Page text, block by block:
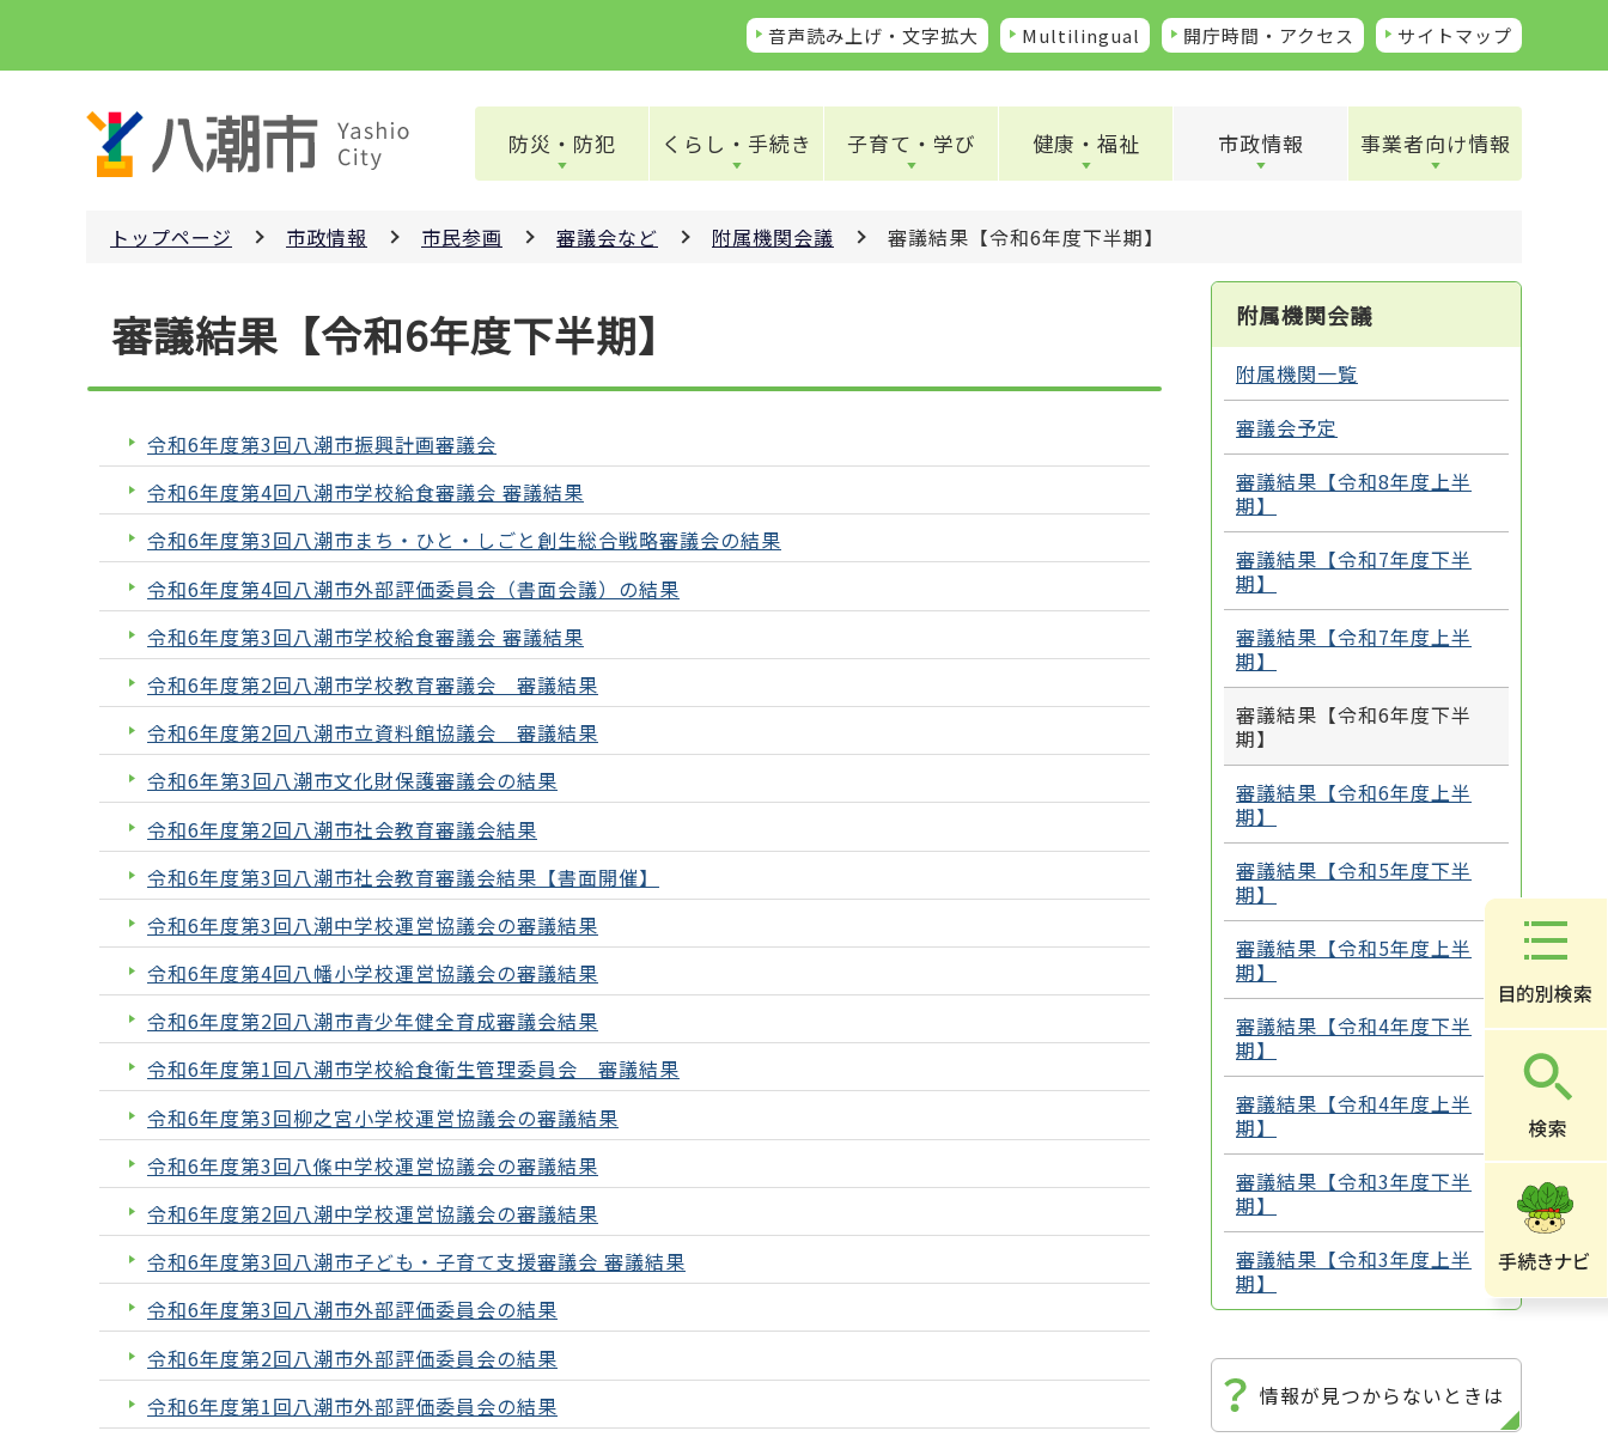
ペ
音声読み上げ・文字拡大 Multilingual 開庁時間・アクセス サイトマップ
防災・防犯 くらし・手続き 子育て・学び 健康・福祉 市政情報 事業者向け情報
トップページ 市政情報 市民参画 審議会など 附属機関会議 審議結果【令和6年度下半期】
審議結果【令和6年度下半期】
令和6年度第3回八潮市振興計画審議会
令和6年度第4回八潮市学校給食審議会 審議結果
令和6年度第3回八潮市まち・ひと・しごと創生総合戦略審議会の結果
令和6年度第4回八潮市外部評価委員会（書面会議）の結果
令和6年度第3回八潮市学校給食審議会 審議結果
令和6年度第2回八潮市学校教育審議会 審議結果
令和6年度第2回八潮市立資料館協議会 審議結果
令和6年第3回八潮市文化財保護審議会の結果
令和6年度第2回八潮市社会教育審議会結果
令和6年度第3回八潮市社会教育審議会結果【書面開催】
令和6年度第3回八潮中学校運営協議会の審議結果
令和6年度第4回八幡小学校運営協議会の審議結果
令和6年度第2回八潮市青少年健全育成審議会結果
令和6年度第1回八潮市学校給食衛生管理委員会 審議結果
令和6年度第3回柳之宮小学校運営協議会の審議結果
令和6年度第3回八條中学校運営協議会の審議結果
令和6年度第2回八潮中学校運営協議会の審議結果
令和6年度第3回八潮市子ども・子育て支援審議会 審議結果
令和6年度第3回八潮市外部評価委員会の結果
令和6年度第2回八潮市外部評価委員会の結果
令和6年度第1回八潮市外部評価委員会の結果
附属機関会議
附属機関一覧
審議会予定
審議結果【令和8年度上半
期】
審議結果【令和7年度下半
期】
審議結果【令和7年度上半
期】
審議結果【令和6年度下半
期】
審議結果【令和6年度上半
期】
審議結果【令和5年度下半
期】
審議結果【令和5年度上半
期】
審議結果【令和4年度下半
期】
審議結果【令和4年度上半
期】
審議結果【令和3年度下半
期】
審議結果【令和3年度上半
期】
情報が見つからないときは